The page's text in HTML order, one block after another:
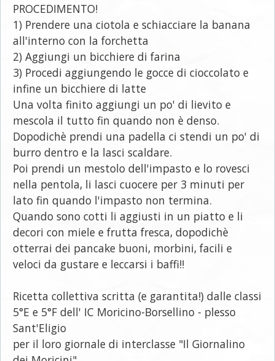
PROCEDIMENTO!
1) Prendere una ciotola e schiacciare la banana
all'interno con la forchetta
2) Aggiungi un bicchiere di farina
3) Procedi aggiungendo le gocce di cioccolato e
infine un bicchiere di latte
Una volta finito aggiungi un po' di lievito e
mescola il tutto fin quando non è denso.
Dopodichè prendi una padella ci stendi un po' di
burro dentro e la lasci scaldare.
Poi prendi un mestolo dell'impasto e lo rovesci
nella pentola, li lasci cuocere per 3 minuti per
lato fin quando l'impasto non termina.
Quando sono cotti li aggiusti in un piatto e li
decori con miele e frutta fresca, dopodichè
otterrai dei pancake buoni, morbini, facili e
veloci da gustare e leccarsi i baffi!!
Ricetta collettiva scritta (e garantita!) dalle classi
5°E e 5°F dell' IC Moricino-Borsellino - plesso
Sant'Eligio
per il loro giornale di interclasse "Il Giornalino